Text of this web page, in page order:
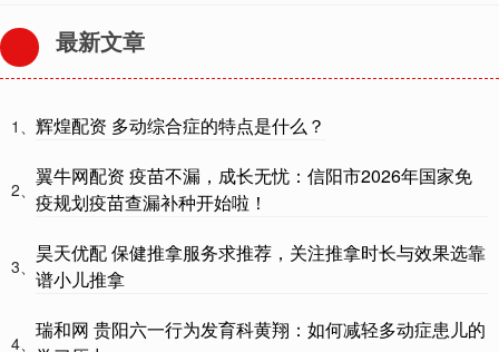
最新文章
1、 辉煌配资 多动综合症的特点是什么？
2、
翼牛网配资 疫苗不漏，成长无忧：信阳市2026年国家免
疫规划疫苗查漏补种开始啦！
3、
昊天优配 保健推拿服务求推荐，关注推拿时长与效果选靠
谱小儿推拿
4、
瑞和网 贵阳六一行为发育科黄翔：如何减轻多动症患儿的